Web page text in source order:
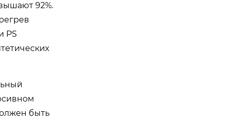
92%.
PS
быть